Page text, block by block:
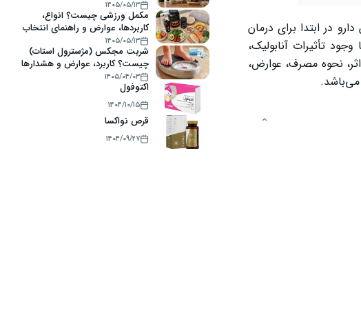
در ابتدا برای درمان
تأثیرات آنابولیک،
نحوه مصرف، عوارض،
می‌باشد.
۱۴۰۵/۰۵/۱۳
مکمل ورزشی چیست؟ انواع،
کاربردها، عوارض و راهنمای انتخاب
۱۴۰۵/۰۵/۱۳
شربت مجکس (مژسترول استات)
چیست؟ کاربرد، عوارض و هشدارها
۱۴۰۵/۰۴/۰۳
اکتوفول
۱۴۰۴/۱۰/۱۵
قرص نواکسا
۱۴۰۴/۰۹/۲۷